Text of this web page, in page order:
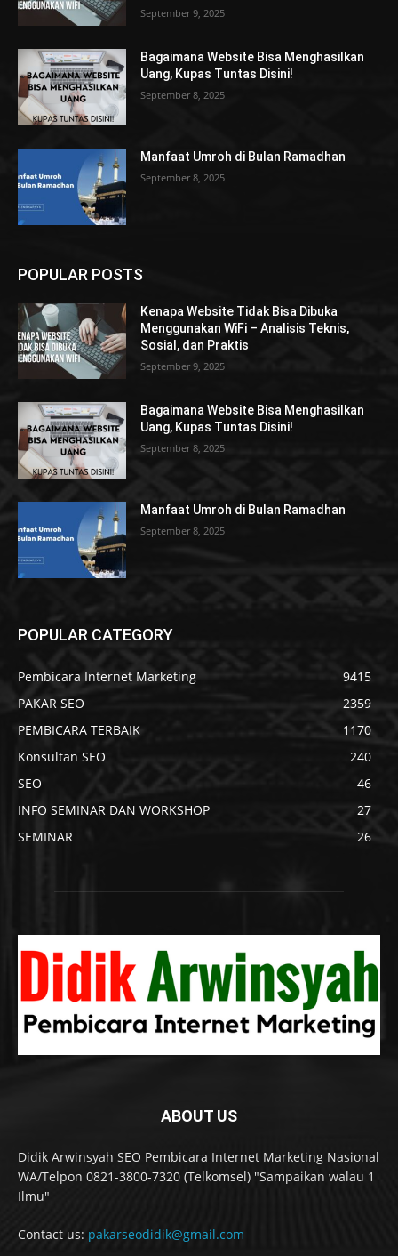
September 9, 2025
Bagaimana Website Bisa Menghasilkan
Uang, Kupas Tuntas Disini!
September 8, 2025
Manfaat Umroh di Bulan Ramadhan
September 8, 2025
POPULAR POSTS
Kenapa Website Tidak Bisa Dibuka
Menggunakan WiFi – Analisis Teknis,
Sosial, dan Praktis
September 9, 2025
Bagaimana Website Bisa Menghasilkan
Uang, Kupas Tuntas Disini!
September 8, 2025
Manfaat Umroh di Bulan Ramadhan
September 8, 2025
POPULAR CATEGORY
Pembicara Internet Marketing
9415
PAKAR SEO
2359
PEMBICARA TERBAIK
1170
Konsultan SEO
240
SEO
46
INFO SEMINAR DAN WORKSHOP
27
SEMINAR
26
ABOUT US
Didik Arwinsyah SEO Pembicara Internet Marketing Nasional
WA/Telpon 0821-3800-7320 (Telkomsel) "Sampaikan walau 1
Ilmu"
Contact us: pakarseodidik@gmail.com